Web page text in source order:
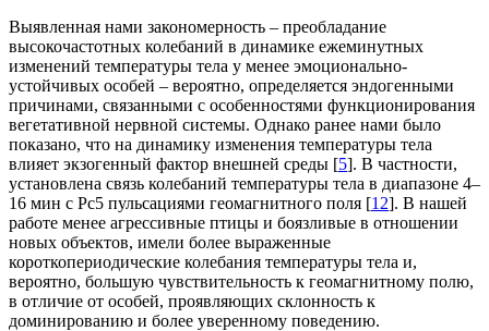
Выявленная нами закономерность – преобладание
высокочастотных колебаний в динамике ежеминутных
изменений температуры тела у менее эмоционально-
устойчивых особей – вероятно, определяется эндогенными
причинами, связанными с особенностями функционирования
вегетативной нервной системы. Однако ранее нами было
показано, что на динамику изменения температуры тела
влияет экзогенный фактор внешней среды [5]. В частности,
установлена связь колебаний температуры тела в диапазоне 4–
16 мин с Рс5 пульсациями геомагнитного поля [12]. В нашей
работе менее агрессивные птицы и боязливые в отношении
новых объектов, имели более выраженные
короткопериодические колебания температуры тела и,
вероятно, большую чувствительность к геомагнитному полю,
в отличие от особей, проявляющих склонность к
доминированию и более уверенному поведению.